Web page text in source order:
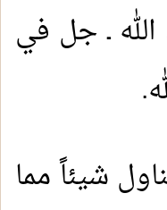
ـ جل في
شيئاً مما